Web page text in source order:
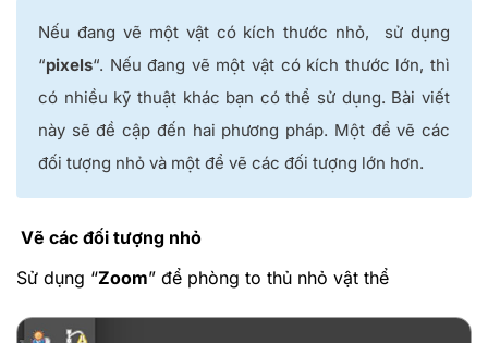
Nếu đang vẽ một vật có kích thước nhỏ, sử dụng
“pixels“. Nếu đang vẽ một vật có kích thước lớn, thì
có nhiều kỹ thuật khác bạn có thể sử dụng. Bài viết
này sẽ đề cập đến hai phương pháp. Một để vẽ các
đối tượng nhỏ và một để vẽ các đối tượng lớn hơn.
Vẽ các đối tượng nhỏ
Sử dụng “Zoom” để phòng to thủ nhỏ vật thể